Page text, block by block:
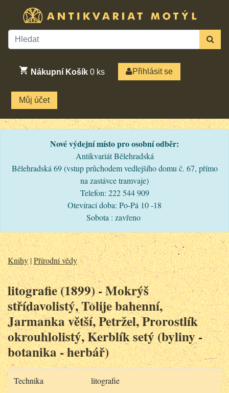
Nákupní Košík 0 ks Přihlásit se
Můj účet
Nové výdejní místo pro osobní odběr:
Antikvariát Bělehradská
Bělehradská 69 (vstup průchodem vedlejšího domu č. 67, přímo
na zastávce tramvaje)
Telefon: 222 544 909
Otevírací doba: Po-Pá 10 -18
Sobota : zavřeno
Knihy|Přírodní vědy
litografie (1899) - Mokrýš
střídavolistý, Tolije bahenní,
Jarmanka větší, Petržel, Prorostlík
okrouhlolistý, Kerblík setý (byliny -
botanika - herbář)
Technika litografie